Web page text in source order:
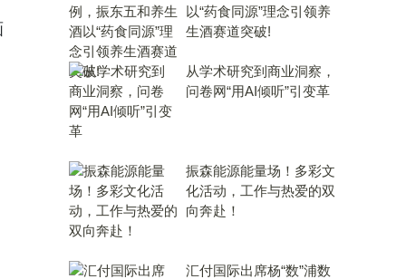
以“药食同源”理念引领养
生酒赛道突破!
从学术研究到商业洞察，
问卷网“用AI倾听”引变革
振森能源能量场！多彩文
化活动，工作与热爱的双
向奔赴！
汇付国际出席杨“数”浦数